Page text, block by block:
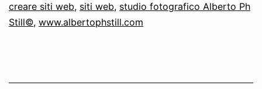
SITO
creare siti web, siti web, studio fotografico Alberto Ph
Still©, www.albertophstill.com